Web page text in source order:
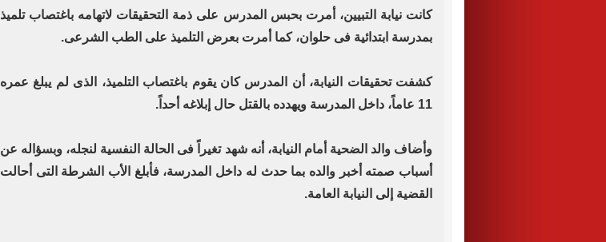
كانت نيابة التبيين، أمرت بحبس المدرس على ذمة التحقيقات لاتهامه باغتصاب تلميذ
بمدرسة ابتدائية فى حلوان، كما أمرت بعرض التلميذ على الطب الشرعى.
كشفت تحقيقات النيابة، أن المدرس كان يقوم باغتصاب التلميذ، الذى لم يبلغ عمره
11 عاماً، داخل المدرسة ويهدده بالقتل حال إبلاغه أحداً.
وأضاف والد الضحية أمام النيابة، أنه شهد تغيراً فى الحالة النفسية لنجله، وبسؤاله عن
أسباب صمته أخبر والده بما حدث له داخل المدرسة، فأبلغ الأب الشرطة التى أحالت
القضية إلى النيابة العامة.